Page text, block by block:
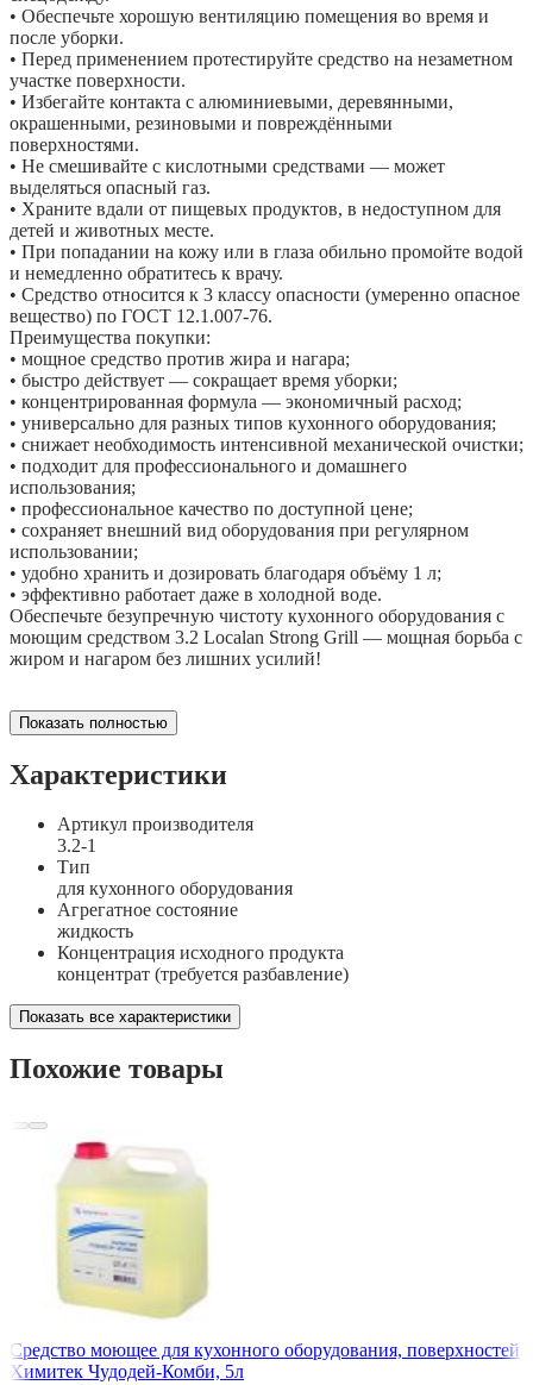
• Обеспечьте хорошую вентиляцию помещения во время и
после уборки.
• Перед применением протестируйте средство на незаметном
участке поверхности.
• Избегайте контакта с алюминиевыми, деревянными,
окрашенными, резиновыми и повреждёнными
поверхностями.
• Не смешивайте с кислотными средствами — может
выделяться опасный газ.
• Храните вдали от пищевых продуктов, в недоступном для
детей и животных месте.
• При попадании на кожу или в глаза обильно промойте водой
и немедленно обратитесь к врачу.
• Средство относится к 3 классу опасности (умеренно опасное
вещество) по ГОСТ 12.1.007-76.
Преимущества покупки:
• мощное средство против жира и нагара;
• быстро действует — сокращает время уборки;
• концентрированная формула — экономичный расход;
• универсально для разных типов кухонного оборудования;
• снижает необходимость интенсивной механической очистки;
• подходит для профессионального и домашнего
использования;
• профессиональное качество по доступной цене;
• сохраняет внешний вид оборудования при регулярном
использовании;
• удобно хранить и дозировать благодаря объёму 1 л;
• эффективно работает даже в холодной воде.
Обеспечьте безупречную чистоту кухонного оборудования с
моющим средством 3.2 Localan Strong Grill — мощная борьба с
жиром и нагаром без лишних усилий!
Показать полностью
Характеристики
Артикул производителя
3.2-1
Тип
для кухонного оборудования
Агрегатное состояние
жидкость
Концентрация исходного продукта
концентрат (требуется разбавление)
Показать все характеристики
Похожие товары
Средство моющее для кухонного оборудования, поверхностей
Химитек Чудодей-Комби, 5л